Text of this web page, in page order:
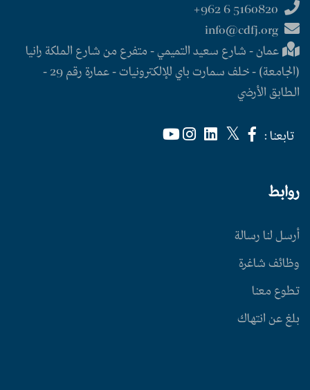
عمان - شارع سعيد التميمي - متفرع من شارع الملكة رانيا
(الجامعة) - خلف سمارت باي للإلكترونيات - عمارة رقم 29 -
الطابق الأرضي
تابعنا :
روابط
أرسل لنا رسالة
وظائف شاغرة
تطوع معنا
بلغ عن انتهاك